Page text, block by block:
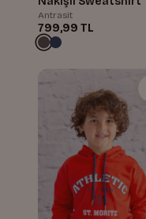
Antrasit
799,99 TL